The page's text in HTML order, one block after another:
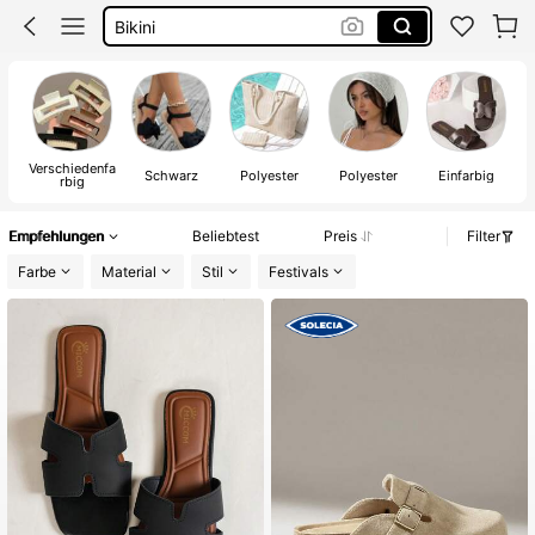
Bikini Set Damen
Squishies
Verschiedenfa
rbig Schwarz Polyester Polyester Einfarbig
Empfehlungen Beliebtest Preis
Filter
Farbe
Material Stil Festivals